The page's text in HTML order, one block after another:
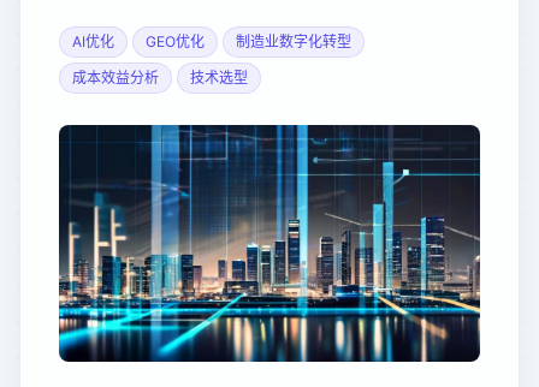
AI优化 GEO优化
制造业数字化转型
成本效益分析
技术选型